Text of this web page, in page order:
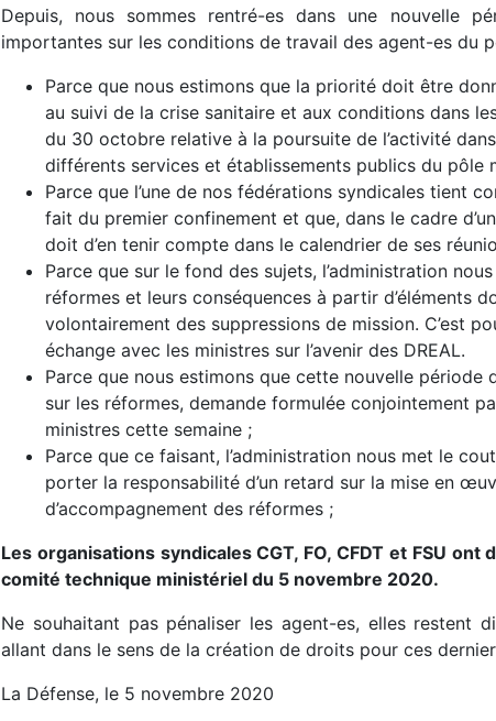
Depuis, nous sommes rentré-es dans une nouvelle
importantes sur les conditions de travail des agent-es du
Parce que nous estimons que la priorité doit être
au suivi de la crise sanitaire et aux conditions dans
du 30 octobre relative à la poursuite de l’activité
différents services et établissements publics du pôle
Parce que l’une de nos fédérations syndicales tient
fait du premier confinement et que, dans le cadre
doit d’en tenir compte dans le calendrier de ses
Parce que sur le fond des sujets, l’administration
réformes et leurs conséquences à partir d’éléments
volontairement des suppressions de mission. C’est
échange avec les ministres sur l’avenir des DREAL.
Parce que nous estimons que cette nouvelle
sur les réformes, demande formulée conjointement
ministres cette semaine ;
Parce que ce faisant, l’administration nous met le
porter la responsabilité d’un retard sur la mise en
d’accompagnement des réformes ;
Les organisations syndicales CGT, FO, CFDT et FSU
comité technique ministériel du 5 novembre 2020.
Ne souhaitant pas pénaliser les agent-es, elles restent
allant dans le sens de la création de droits pour ces
La Défense, le 5 novembre 2020